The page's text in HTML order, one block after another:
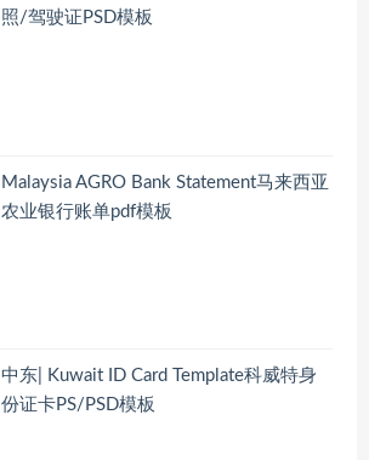
照/驾驶证PSD模板
Malaysia AGRO Bank Statement马来西亚
农业银行账单pdf模板
中东| Kuwait ID Card Template科威特身
份证卡PS/PSD模板